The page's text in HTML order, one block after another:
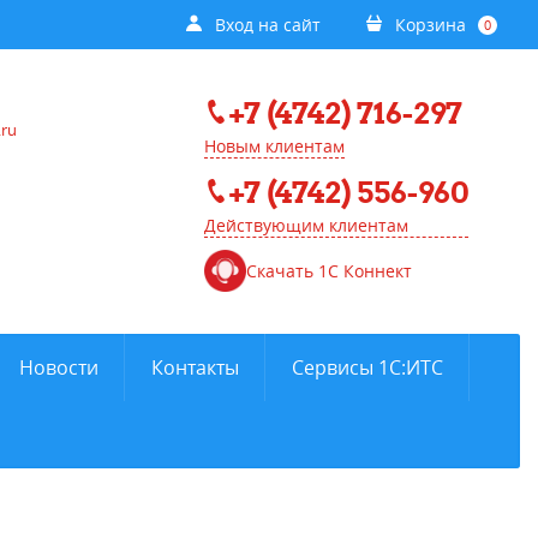
Вход на сайт Корзина 0
+7 (4742) 716-297
Новым клиентам
+7 (4742) 556-960
Действующим клиентам
Скачать 1С Коннект
Новости Контакты Сервисы 1С:ИТС